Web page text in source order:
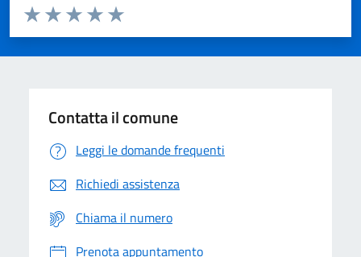
Domanda
Valuta da 1 a 5 stelle la pagina
Valuta 5 stelle su 5
Valuta 4 stelle su 5
Valuta 3 stelle su 5
Valuta 2 stelle su 5
Valuta 1 stelle su 5
Contatta il comune
Leggi le domande frequenti
Richiedi assistenza
Chiama il numero
Prenota appuntamento